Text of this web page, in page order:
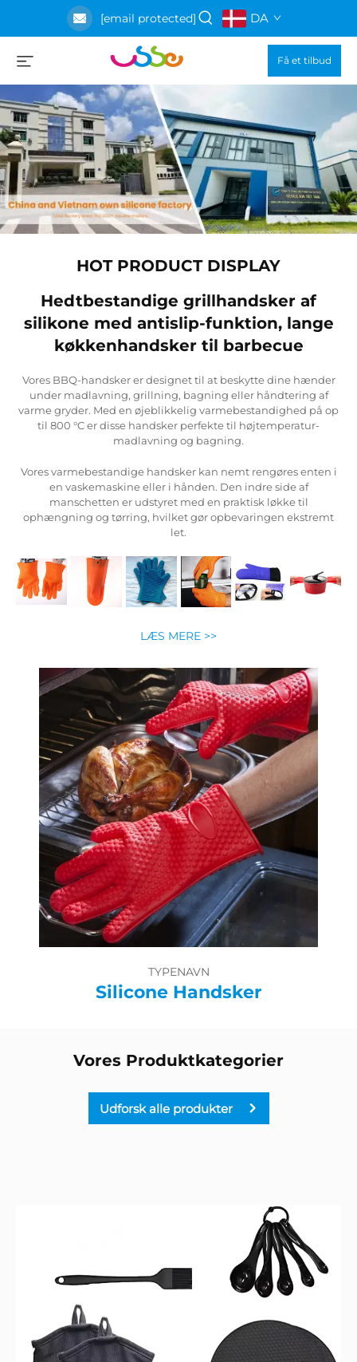
[email protected] DA
Få et tilbud
HOT PRODUCT DISPLAY
Hedtbestandige grillhandsker af
silikone med antislip-funktion, lange
køkkenhandsker til barbecue
Vores BBQ-handsker er designet til at beskytte dine hænder
under madlavning, grillning, bagning eller håndtering af
varme gryder. Med en øjeblikkelig varmebestandighed på op
til 800 °C er disse handsker perfekte til højtemperatur-
madlavning og bagning.
Vores varmebestandige handsker kan nemt rengøres enten i
en vaskemaskine eller i hånden. Den indre side af
manschetten er udstyret med en praktisk løkke til
ophængning og tørring, hvilket gør opbevaringen ekstremt
let.
LÆS MERE >>
TYPENAVN
Silicone Handsker
Vores Produktkategorier
Udforsk alle produkter